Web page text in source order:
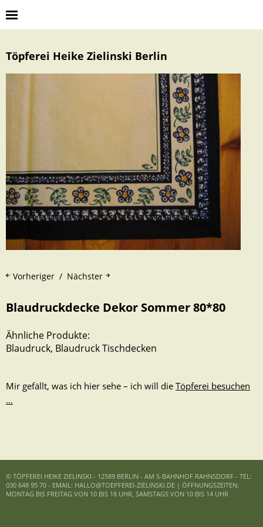
Töpferei Heike Zielinski Berlin
Nächster
Vorheriger
Blaudruckdecke Dekor Sommer 80*80
Ähnliche Produkte:
Blaudruck, Blaudruck Tischdecken
Mir gefällt, was ich hier sehe – ich will die Töpferei besuchen
…
© TÖPFEREI HEIKE ZIELINSKI - 12589 BERLIN - AM S-BAHNHOF RAHNSDORF - TEL:
030 648 95 70 - EMAIL: HALLO@TOEPFEREI-ZIELINSKI.DE | ÖFFNUNGSZEITEN:
MONTAG BIS FREITAG VON 10 BIS 18 UHR, SAMSTAGS VON 10 BIS 14 UHR